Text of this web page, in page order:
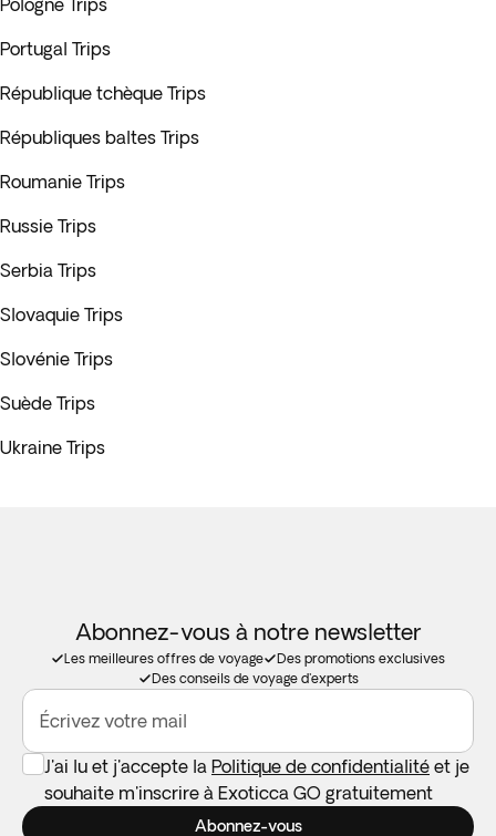
Pologne Trips
Portugal Trips
République tchèque Trips
Républiques baltes Trips
Roumanie Trips
Russie Trips
Serbia Trips
Slovaquie Trips
Slovénie Trips
Suède Trips
Ukraine Trips
Abonnez-vous à notre newsletter
Les meilleures offres de voyage
Des promotions exclusives
Des conseils de voyage d'experts
Écrivez votre mail
J'ai lu et j'accepte la Politique de confidentialité et je
souhaite m'inscrire à Exoticca GO gratuitement
Abonnez-vous